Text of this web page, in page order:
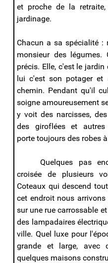
et proche de la
jardinage.
Chacun a sa spécialité :
monsieur des
précis. Elle, c'est le
lui c'est son potager et
chemin. Pendant qu'il
soigne amoureusement
y voit des narcisses,
des giroflées et autres
porte toujours des robes
Quelques pas
croisée de plusieurs
Coteaux qui descend
cet endroit nous
sur une rue carrossable
des lampadaires
ville. Quel luxe pour
grande et large, avec
quelques maisons